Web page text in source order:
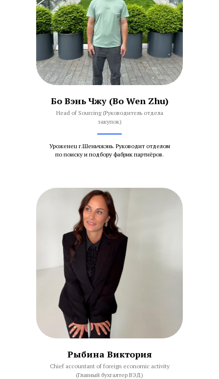
Бо Вэнь Чжу (Bo Wen Zhu)
Head of Sourcing (Руководитель отдела
закупок)
Уроженец г.Шеньчжэнь. Руководит отделом
по поиску и подбору фабрик партнёров.
Рыбина Виктория
Chief accountant of foreign economic activity
(Главный бухгалтер ВЭД)